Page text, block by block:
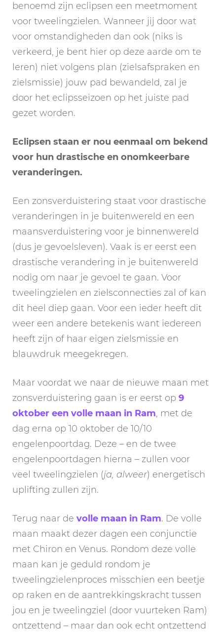
benoemd zijn eclipsen een meetmoment
voor tweelingzielen. Wanneer jij door wat
voor omstandigheden dan ook (niks is
verkeerd, je bent hier op deze aarde om te
leren) niet volgens plan (zielsafspraken en
zielsmissie) jouw pad bewandeld, zal je
door het eclipsseizoen op het juiste pad
gezet worden.
Eclipsen staan er nou eenmaal om bekend
voor hun drastische en onomkeerbare
veranderingen.
Een zonsverduistering staat voor drastische
veranderingen in je buitenwereld en een
maansverduistering voor je binnenwereld
(dus je gevoelsleven). Vaak is er eerst een
drastische verandering in je buitenwereld
nodig om naar je gevoel te gaan. Voor
tweelingzielen en zielsconnecties zal of kan
dit heel diep gaan. Voor een ieder heeft dit
weer een andere betekenis want iedereen
heeft zijn of haar eigen zielsmissie en
blauwdruk meegekregen.
Maar voordat we naar de nieuwe maan met
zonsverduistering gaan is er eerst op 9
oktober een volle maan in Ram, met de
dag erna op 10 oktober de 10/10
engelenpoortdag. Deze – en de twee
engelenpoortdagen hierna – zullen voor
veel tweelingzielen (ja, alweer) energetisch
uplifting zullen zijn.
Terug naar de volle maan in Ram. De volle
maan maakt dezer dagen een conjunctie
met Chiron en Venus. Rondom deze volle
maan kan je geduld rondom je
tweelingzielenproces misschien een beetje
op raken en de aantrekkingskracht tussen
jou en je tweelingziel (door vuurteken Ram)
ontzettend – maar dan ook echt ontzettend